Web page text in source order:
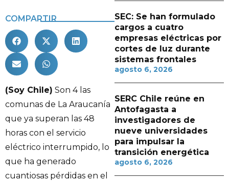
COMPARTIR
(Soy Chile) Son 4 las
comunas de La Araucanía
que ya superan las 48
horas con el servicio
eléctrico interrumpido, lo
que ha generado
cuantiosas pérdidas en el
SEC: Se han formulado
cargos a cuatro
empresas eléctricas por
cortes de luz durante
sistemas frontales
agosto 6, 2026
SERC Chile reúne en
Antofagasta a
investigadores de
nueve universidades
para impulsar la
transición energética
agosto 6, 2026